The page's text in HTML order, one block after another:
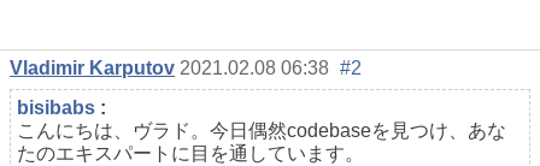
Vladimir Karputov 2021.02.08 06:38 #2
bisibabs :
こんにちは、ヴラド。今日偶然codebaseを見つけ、あな
たのエキスパートに目を通しています。